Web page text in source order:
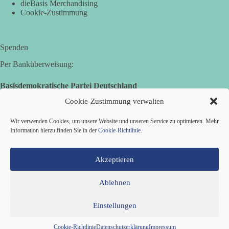
Cookie-Zustimmung verwalten
Wir verwenden Cookies, um unsere Website und unseren Service zu optimieren. Mehr
Information hierzu finden Sie in der Cookie-Richtlinie.
Akzeptieren
Ablehnen
Einstellungen
Cookie-RichtlinieDatenschutzerklärungImpressum
uns!“
Wir sagen heute: Die politischen Ansagen hätten fast mehr
🟩🟩🟦🟦🟥🟥🟧🟧
absurd wird.
🤝 Jetzt Mitglied werden:https://diebasis.de/mitgliedschaft/
#dieBasis #Meme #Plandemie #Corona #Impfung
dieBasis Merchandising
Cookie-Zustimmung
Spenden
Per Banküberweisung:
Basisdemokratische Partei Deutschland
IBAN: DE16 6539 0120 0434 1370 06
BIC: GENODES1EBI
Kontakt
Cookie-Richtlinie (EU)
Copyright © 2026 Basisdemokratische Partei Deutschland ·